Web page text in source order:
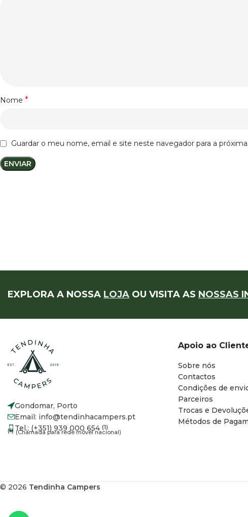
Nome *
Guardar o meu nome, email e site neste navegador para a
EXPLORA A NOSSA LOJA OU VISITA AS NOSSAS
Gondomar, Porto
Email: info@tendinhacampers.pt
Tel.: (+351) 939 000 654 (1)
(1) (Chamada para rede móvel nacional)
Apoio ao
Sobre nós
Contactos
Condições de
Parceiros
Trocas e
Métodos de
© 2026 Tendinha Campers